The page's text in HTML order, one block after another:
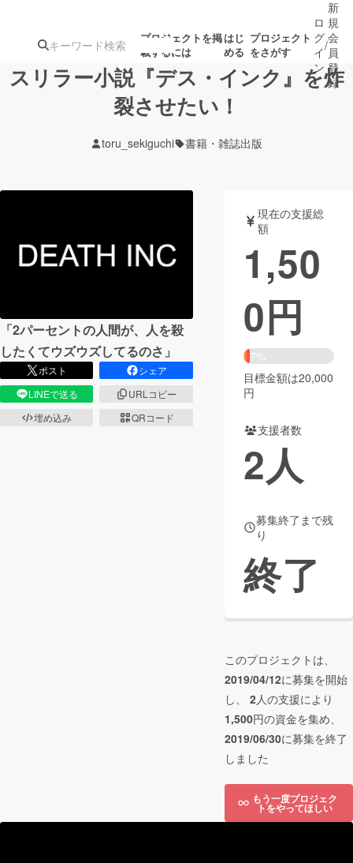
プロジェクトを掲
載するには
はじ
める
プロジェクト
をさがす
ターン
注目の新着プロ
ジェクト
募集終了が近いプ
ロジェクト
音楽
テクノロジー・ガジェット ゲーム・サ
書籍・雑誌
ビジネス・起業 チャレンジ
まちづくり・地域活性化
CAMPFIRE Creation
コミュニティ
ロ
グ
イ
ン
/
新
規
会
員
登
録
スリラー小説『デス・インク』を炸
裂させたい！
toru_sekiguchi 書籍・雑誌出版
「2パーセントの人間が、人を殺
したくてウズウズしてるのさ」
ポスト
シェア
LINEで送る
URLコピー
埋め込み
QRコード
現在の支援総
額
1,50
0円
7%
目標金額は20,000
円
支援者数
2人
募集終了まで残
り
終了
このプロジェクトは、
2019/04/12に募集を開始
し、 2人の支援により
1,500円の資金を集め、
2019/06/30に募集を終了
しました
もう一度プロジェク
トをやってほしい